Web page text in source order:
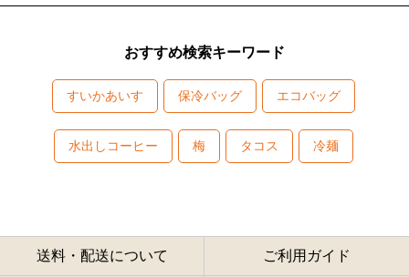
おすすめ検索キーワード
すいかあいす 保冷バッグ エコバッグ
水出しコーヒー 梅 タコス 冷麺
送料・配送について ご利用ガイド